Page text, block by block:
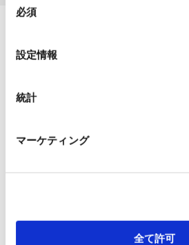
必須
設定情報
統計
マーケティング
全て許可